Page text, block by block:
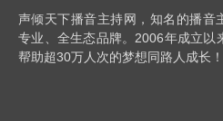
声倾天下播音主持网，知名的播音
专业、全生态品牌。2006年成立以
帮助超30万人次的梦想同路人成长！